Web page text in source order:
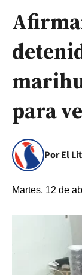
para
Por El
Martes, 12 de